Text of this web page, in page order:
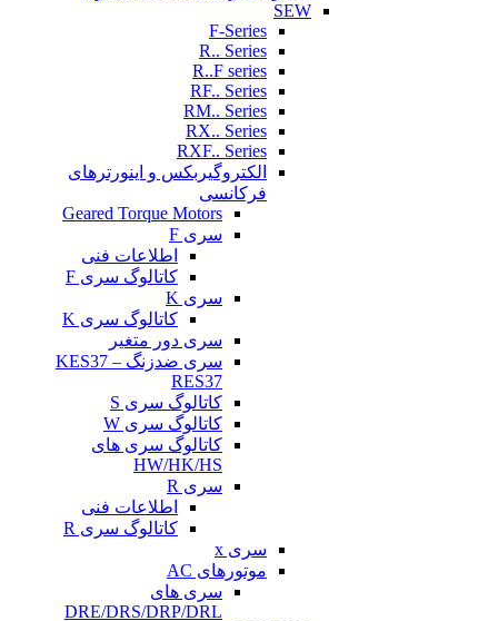
SEW
F-Series
R.. Series
R..F series
RF.. Series
RM.. Series
RX.. Series
RXF.. Series
الکتروگیربکس و اینورترهای
فرکانسی
Geared Torque Motors
سری F
اطلاعات فنی
کاتالوگ سری F
سری K
کاتالوگ سری K
سری دور متغیر
سری ضدزنگ KES37 –
RES37
کاتالوگ سری S
کاتالوگ سری W
کاتالوگ سری های
HW/HK/HS
سری R
اطلاعات فنی
کاتالوگ سری R
سری x
موتورهای AC
سری های
DRE/DRS/DRP/DRL